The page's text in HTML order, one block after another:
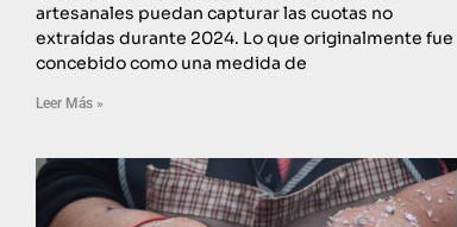
artesanales puedan capturar las cuotas no
extraídas durante 2024. Lo que originalmente fue
concebido como una medida de
Leer Más »